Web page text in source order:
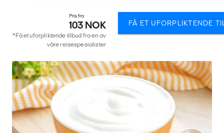
Pris fra
103 NOK
*Få et uforpliktende tilbud fra en av
våre reisespesialister
FÅ ET UFORPLIKTENDE